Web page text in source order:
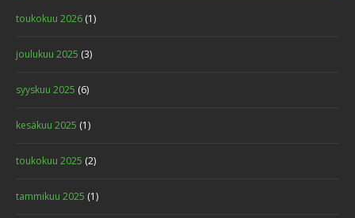
toukokuu 2026 (1)
joulukuu 2025 (3)
syyskuu 2025 (6)
kesäkuu 2025 (1)
toukokuu 2025 (2)
tammikuu 2025 (1)